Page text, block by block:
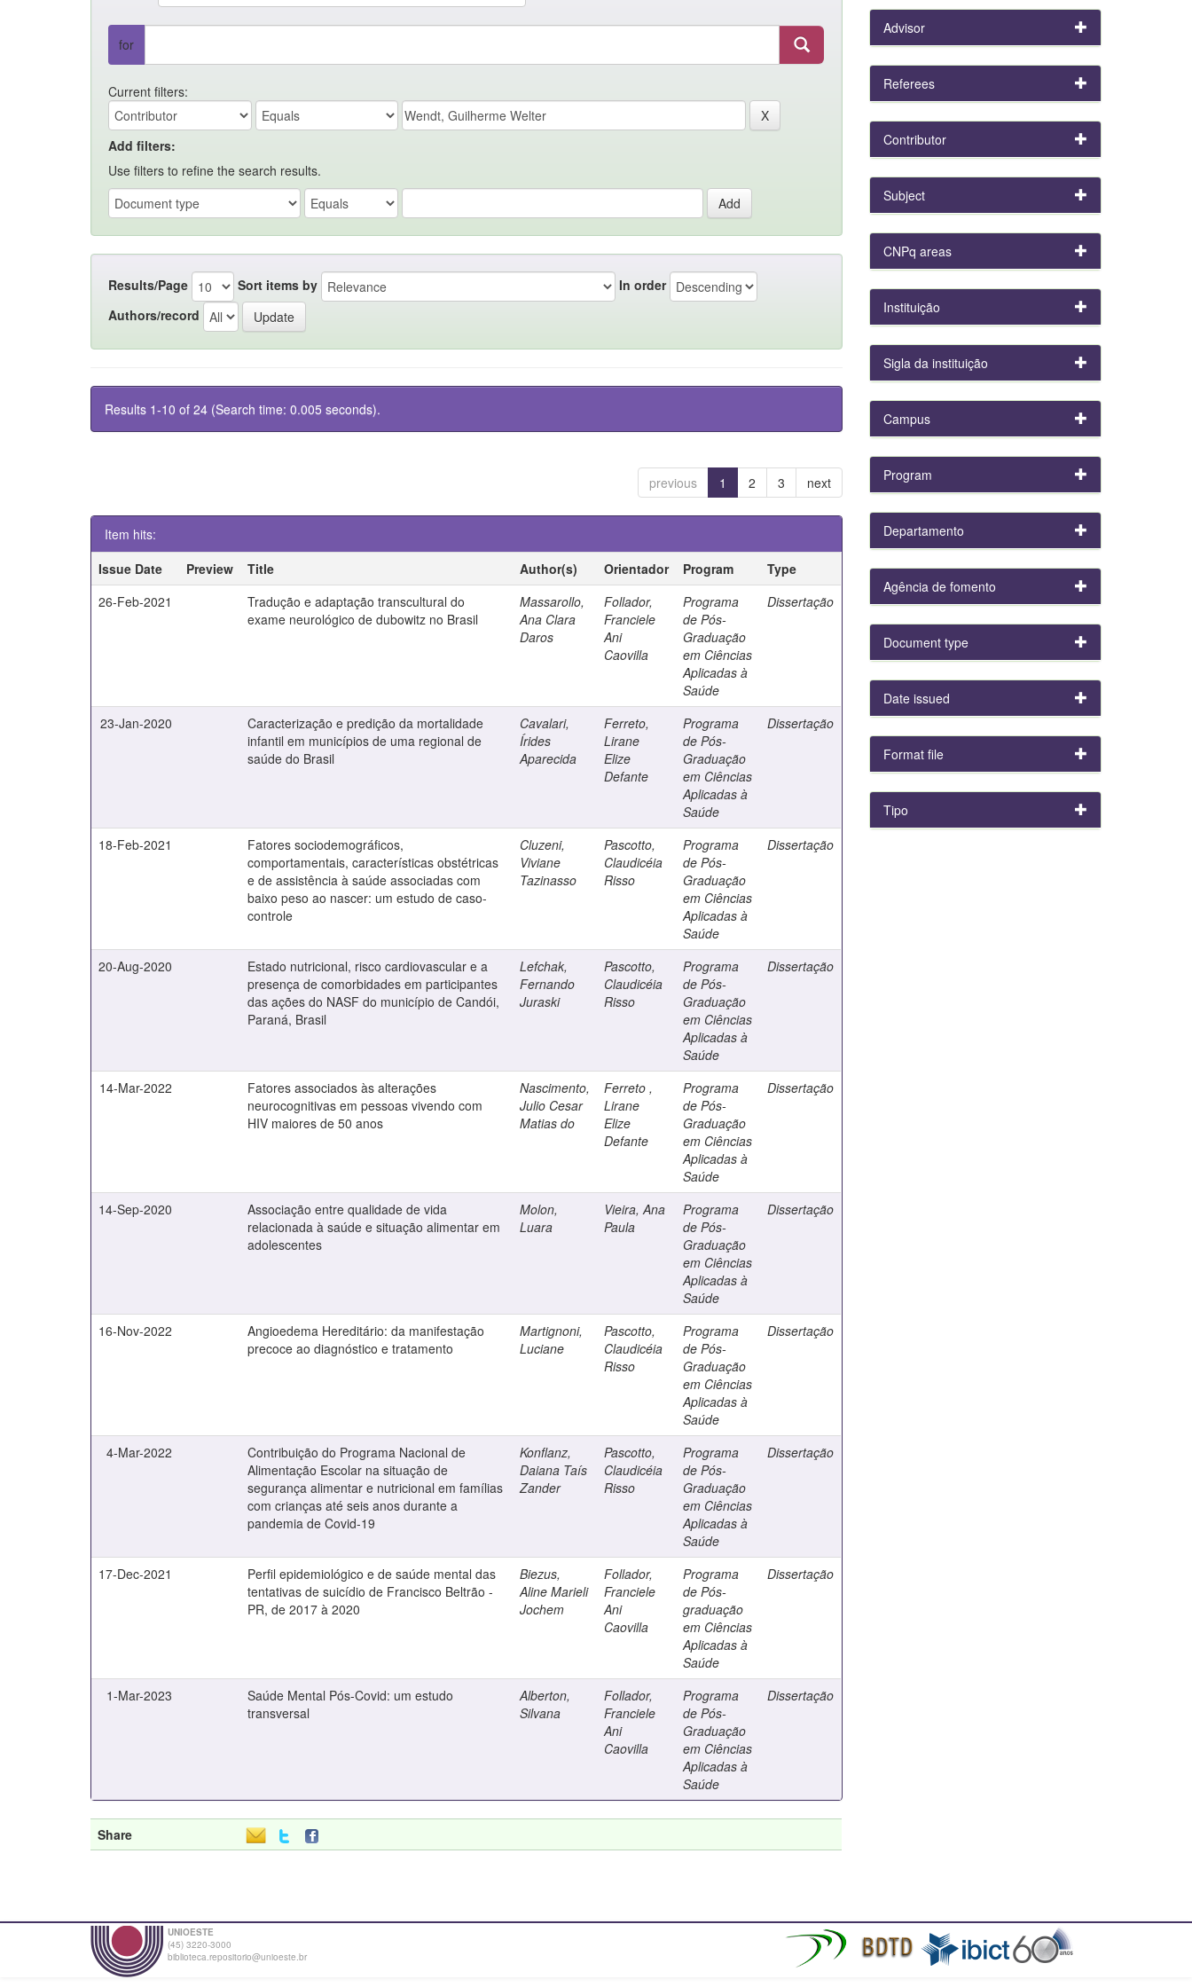
for
Current filters:
Add filters:
Use filters to refine the search results.
Results/Page Sort items by
In order
Authors/record
Results 1-10 of 24 (Search time: 0.005 seconds).
previous 1 2 3 next
Item hits:
Issue Date
Preview Title Author(s) Orientador Program
Type
26-Feb-2021
Tradução e adaptação transcultural do
exame neurológico de dubowitz no Brasil
Massarollo,
Ana Clara
Daros
Follador,
Franciele
Ani
Caovilla
Programa
de Pós-
Graduação
em Ciências
Aplicadas à
Saúde
Dissertação
23-Jan-2020
Caracterização e predição da mortalidade
infantil em municípios de uma regional de
saúde do Brasil
Cavalari,
Írides
Aparecida
Ferreto,
Lirane
Elize
Defante
Programa
de Pós-
Graduação
em Ciências
Aplicadas à
Saúde
Dissertação
18-Feb-2021
Fatores sociodemográficos,
comportamentais, características obstétricas
e de assistência à saúde associadas com
baixo peso ao nascer: um estudo de caso-
controle
Cluzeni,
Viviane
Tazinasso
Pascotto,
Claudicéia
Risso
Programa
de Pós-
Graduação
em Ciências
Aplicadas à
Saúde
Dissertação
20-Aug-2020
Estado nutricional, risco cardiovascular e a
presença de comorbidades em participantes
das ações do NASF do município de Candói,
Paraná, Brasil
Lefchak,
Fernando
Juraski
Pascotto,
Claudicéia
Risso
Programa
de Pós-
Graduação
em Ciências
Aplicadas à
Saúde
Dissertação
14-Mar-2022
Fatores associados às alterações
neurocognitivas em pessoas vivendo com
HIV maiores de 50 anos
Nascimento,
Julio Cesar
Matias do
Ferreto ,
Lirane
Elize
Defante
Programa
de Pós-
Graduação
em Ciências
Aplicadas à
Saúde
Dissertação
14-Sep-2020
Associação entre qualidade de vida
relacionada à saúde e situação alimentar em
adolescentes
Molon,
Luara
Vieira, Ana
Paula
Programa
de Pós-
Graduação
em Ciências
Aplicadas à
Saúde
Dissertação
16-Nov-2022
Angioedema Hereditário: da manifestação
precoce ao diagnóstico e tratamento
Martignoni,
Luciane
Pascotto,
Claudicéia
Risso
Programa
de Pós-
Graduação
em Ciências
Aplicadas à
Saúde
Dissertação
4-Mar-2022
Contribuição do Programa Nacional de
Alimentação Escolar na situação de
segurança alimentar e nutricional em famílias
com crianças até seis anos durante a
pandemia de Covid-19
Konflanz,
Daiana Taís
Zander
Pascotto,
Claudicéia
Risso
Programa
de Pós-
Graduação
em Ciências
Aplicadas à
Saúde
Dissertação
17-Dec-2021
Perfil epidemiológico e de saúde mental das
tentativas de suicídio de Francisco Beltrão -
PR, de 2017 à 2020
Biezus,
Aline Marieli
Jochem
Follador,
Franciele
Ani
Caovilla
Programa
de Pós-
graduação
em Ciências
Aplicadas à
Saúde
Dissertação
1-Mar-2023
Saúde Mental Pós-Covid: um estudo
transversal
Alberton,
Silvana
Follador,
Franciele
Ani
Caovilla
Programa
de Pós-
Graduação
em Ciências
Aplicadas à
Saúde
Dissertação
Share
Advisor
Referees
Contributor
Subject
CNPq areas
Instituição
Sigla da instituição
Campus
Program
Departamento
Agência de fomento
Document type
Date issued
Format file
Tipo
UNIOESTE
(45) 3220-3000
biblioteca.repositorio@unioeste.br